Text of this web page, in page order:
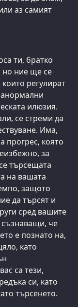
аз самият
ти, братко
но ние ще се
регулират
илюзия.
се стреми да
Има,
прогрес, която
за
търсещата
на вашата
защото
да търсят и
сред вашите
че
е познато на,
като
са тези,
си, като
търсенето.